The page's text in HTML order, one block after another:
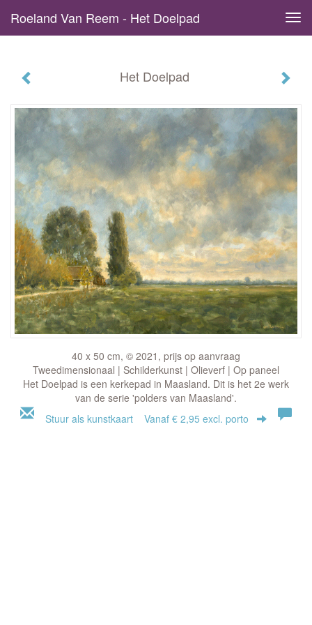
Roeland Van Reem - Het Doelpad
Het Doelpad
40 x 50 cm, © 2021, prijs op aanvraag
Tweedimensionaal | Schilderkunst | Olieverf | Op paneel
Het Doelpad is een kerkepad in Maasland. Dit is het 2e werk
van de serie 'polders van Maasland'.
Stuur als kunstkaart Vanaf € 2,95 excl. porto